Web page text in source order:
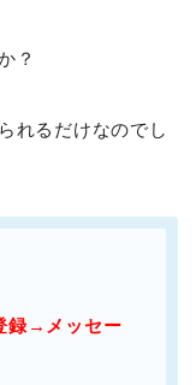
？
れるだけなのでし
録→メッセー